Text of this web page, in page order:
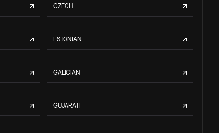
CZECH
ESTONIAN
GALICIAN
GUJARATI